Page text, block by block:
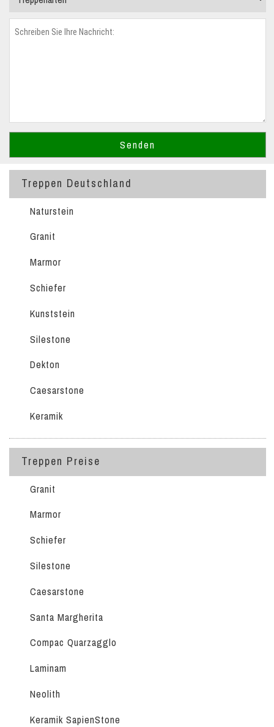
Treppen Deutschland
Naturstein
Granit
Marmor
Schiefer
Kunststein
Silestone
Dekton
Caesarstone
Keramik
Treppen Preise
Granit
Marmor
Schiefer
Silestone
Caesarstone
Santa Margherita
Compac Quarzagglo
Laminam
Neolith
Keramik SapienStone